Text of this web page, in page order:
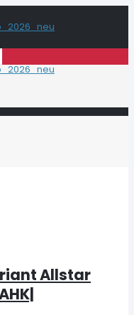
Allstar